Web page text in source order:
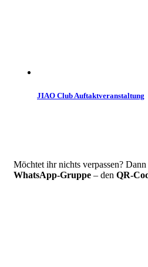
JIAO Club Auftaktveranstaltung
Möchtet ihr nichts verpassen?
WhatsApp-Gruppe – den QR-